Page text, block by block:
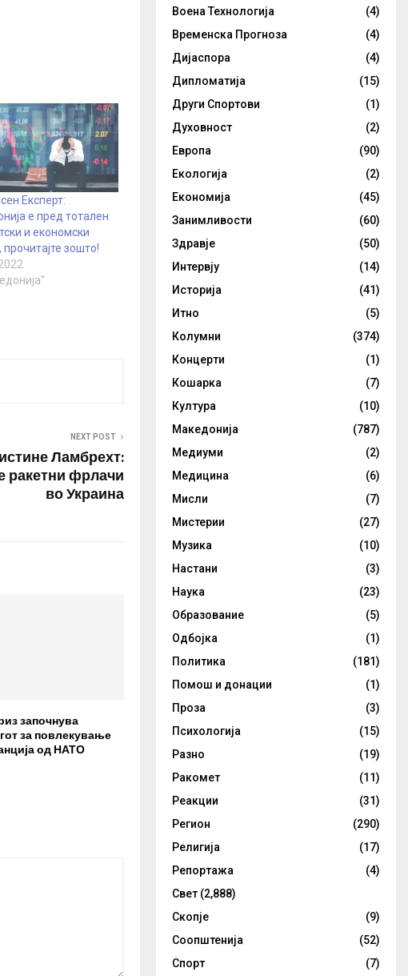
Експерт:
е пред тотален
и економски
прочитајте зошто!
NEXT POST
Ламбрехт:
ракетни фрлачи
во Украина
започнува
за повлекување
од НАТО
Воена Технологија
(4)
Временска Прогноза
(4)
Дијаспора
(4)
Дипломатија
(15)
Други Спортови
(1)
Духовност
(2)
Европа
(90)
Екологија
(2)
Економија
(45)
Занимливости
(60)
Здравје
(50)
Интервју
(14)
Историја
(41)
Итно
(5)
Колумни
(374)
Концерти
(1)
Кошарка
(7)
Култура
(10)
Македонија
(787)
Медиуми
(2)
Медицина
(6)
Мисли
(7)
Мистерии
(27)
Музика
(10)
Настани
(3)
Наука
(23)
Образование
(5)
Одбојка
(1)
Политика
(181)
Помош и донации
(1)
Проза
(3)
Психологија
(15)
Разно
(19)
Ракомет
(11)
Реакции
(31)
Регион
(290)
Религија
(17)
Репортажа
(4)
Свет (2,888)
Скопје
(9)
Соопштенија
(52)
Спорт
(7)